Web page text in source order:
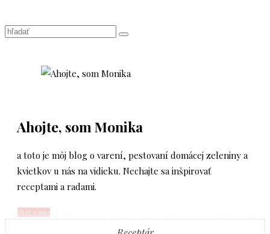
Ahojte, som Monika
a toto je môj blog o varení, pestovaní domácej zeleniny a
kvietkov u nás na vidieku. Nechajte sa inšpirovať
receptami a radami.
čítať o mne